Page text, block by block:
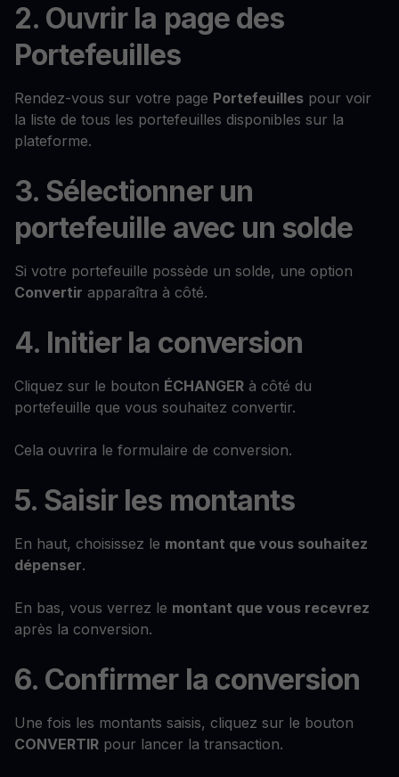
2. Ouvrir la page des
Portefeuilles
Rendez-vous sur votre page Portefeuilles pour voir
la liste de tous les portefeuilles disponibles sur la
plateforme.
3. Sélectionner un
portefeuille avec un solde
Si votre portefeuille possède un solde, une option
Convertir apparaîtra à côté.
4. Initier la conversion
Cliquez sur le bouton ÉCHANGER à côté du
portefeuille que vous souhaitez convertir.
Cela ouvrira le formulaire de conversion.
5. Saisir les montants
En haut, choisissez le montant que vous souhaitez
dépenser.
En bas, vous verrez le montant que vous recevrez
après la conversion.
6. Confirmer la conversion
Une fois les montants saisis, cliquez sur le bouton
CONVERTIR pour lancer la transaction.